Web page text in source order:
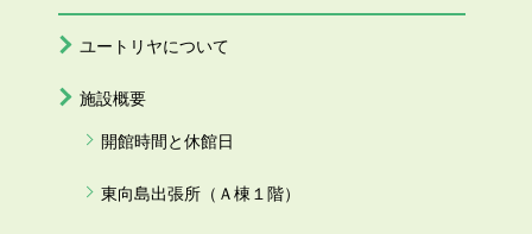
ユートリヤについて
施設概要
開館時間と休館日
東向島出張所（Ａ棟１階）